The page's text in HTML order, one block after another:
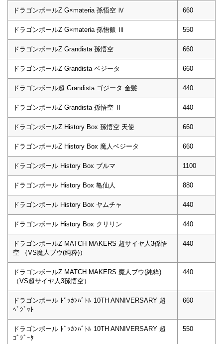
ドラゴンボールZ G×materia 孫悟空 Ⅳ 660
ドラゴンボールZ G×materia 孫悟飯 Ⅲ 550
ドラゴンボールZ Grandista 孫悟空 660
ドラゴンボールZ Grandista ベジータ 660
ドラゴンボール超 Grandista ゴジータ 金髪 440
ドラゴンボールZ Grandista 孫悟空 Ⅱ 440
ドラゴンボールZ History Box 孫悟空 天使 660
ドラゴンボールZ History Box 魔人ベジータ 660
ドラゴンボール History Box ブルマ 1100
ドラゴンボール History Box 亀仙人 880
ドラゴンボール History Box ヤムチャ 440
ドラゴンボール History Box クリリン 440
ドラゴンボールZ MATCH MAKERS 超サイヤ人3孫悟
空 （VS魔人ブウ(純粋)）
440
ドラゴンボールZ MATCH MAKERS 魔人ブウ(純粋)
（VS超サイヤ人3孫悟空）
440
ドラゴンボール ﾄﾞｯｶﾝﾊﾞﾄﾙ 10TH ANNIVERSARY 超
ﾍﾞｼﾞｯﾄ
660
ドラゴンボール ﾄﾞｯｶﾝﾊﾞﾄﾙ 10TH ANNIVERSARY 超
ｺﾞｼﾞｰﾀ
550